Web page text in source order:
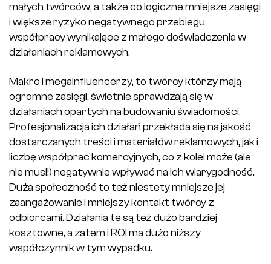
małych twórców, a także co logiczne mniejsze zasięgi
i większe ryzyko negatywnego przebiegu
współpracy wynikające z małego doświadczenia w
działaniach reklamowych.
Makro i megainfluencerzy, to twórcy którzy mają
ogromne zasięgi, świetnie sprawdzają się w
działaniach opartych na budowaniu świadomości.
Profesjonalizacja ich działań przekłada się na jakość
dostarczanych treści i materiałów reklamowych, jak i
liczbę współprac komercyjnych, co z kolei może (ale
nie musi!) negatywnie wpływać na ich wiarygodność.
Duża społeczność to też niestety mniejsze jej
zaangażowanie i mniejszy kontakt twórcy z
odbiorcami. Działania te są też dużo bardziej
kosztowne, a zatem i ROI ma dużo niższy
współczynnik w tym wypadku.